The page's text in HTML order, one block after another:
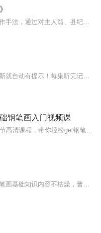
钢笔画入门视频课